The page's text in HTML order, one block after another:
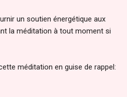
un soutien énergétique aux
la méditation à tout moment si
méditation en guise de rappel: